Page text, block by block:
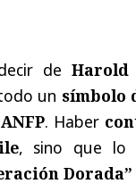
deHarold
un símbolo
. Haber
, sino que lo
Dorada”